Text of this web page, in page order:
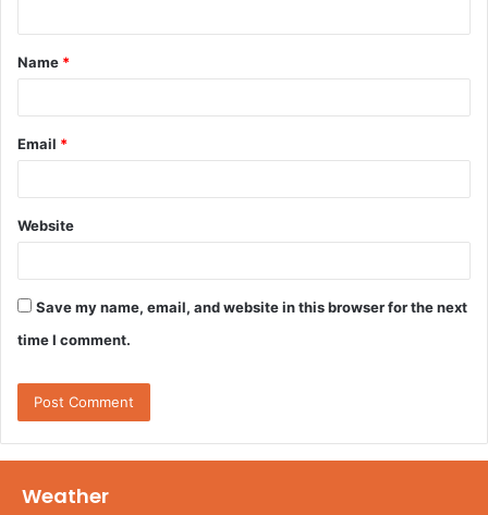
t
*
Name *
Email *
Website
Save my name, email, and website in this browser for the next
time I comment.
Weather